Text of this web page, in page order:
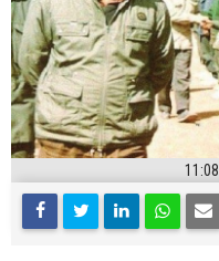
11:08